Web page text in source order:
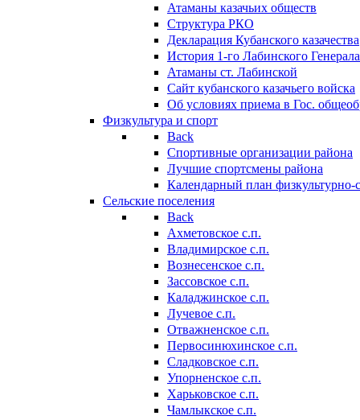
Атаманы казачьих обществ
Структура РКО
Декларация Кубанского казачества
История 1-го Лабинского
Атаманы ст. Лабинской
Cайт кубанского казачьего войска
Об условиях приема в Гос.
Физкультура и спорт
Back
Спортивные организации района
Лучшие спортсмены района
Календарный план
Сельские поселения
Back
Ахметовское с.п.
Владимирское с.п.
Вознесенское с.п.
Зассовское с.п.
Каладжинское с.п.
Лучевое с.п.
Отважненское с.п.
Первосинюхинское с.п.
Сладковское с.п.
Упорненское с.п.
Харьковское с.п.
Чамлыкское с.п.